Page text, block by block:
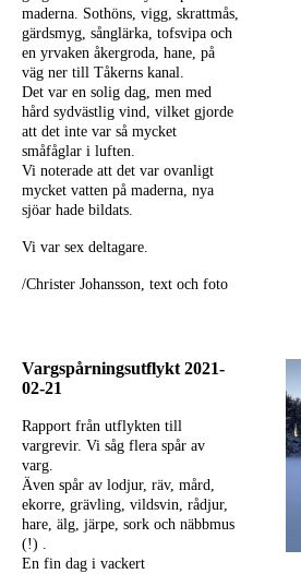
maderna. Sothöns, vigg, skrattmås,
gärdsmyg, sånglärka, tofsvipa och
en yrvaken åkergroda, hane, på
väg ner till Tåkerns kanal.
Det var en solig dag, men med
hård sydvästlig vind, vilket gjorde
att det inte var så mycket
småfåglar i luften.
Vi noterade att det var ovanligt
mycket vatten på maderna, nya
sjöar hade bildats.
Vi var sex deltagare.
/Christer Johansson, text och foto
Vargspårningsutflykt 2021-
02-21
Rapport från utflykten till
vargrevir. Vi såg flera spår av
varg.
Även spår av lodjur, räv, mård,
ekorre, grävling, vildsvin, rådjur,
hare, älg, järpe, sork och näbbmus
(!) .
En fin dag i vackert